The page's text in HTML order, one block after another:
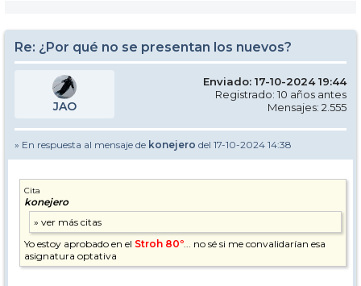
Re: ¿Por qué no se presentan los nuevos?
JAO
Enviado: 17-10-2024 19:44
Registrado: 10 años antes
Mensajes: 2.555
» En respuesta al mensaje de konejero del 17-10-2024 14:38
Cita
konejero
Yo estoy aprobado en el Stroh 80º ... no sé si me convalidarían esa
asignatura optativa